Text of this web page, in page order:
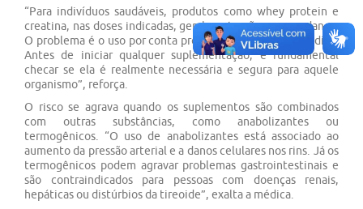
“Para indivíduos saudáveis, produtos como whey protein e
creatina, nas doses indicadas, geralmente não causam danos.
O problema é o uso por conta própria, sem avaliação médica.
Antes de iniciar qualquer suplementação, é fundamental
checar se ela é realmente necessária e segura para aquele
organismo”, reforça.
O risco se agrava quando os suplementos são combinados
com outras substâncias, como anabolizantes ou
termogênicos. “O uso de anabolizantes está associado ao
aumento da pressão arterial e a danos celulares nos rins. Já os
termogênicos podem agravar problemas gastrointestinais e
são contraindicados para pessoas com doenças renais,
hepáticas ou distúrbios da tireoide”, exalta a médica.